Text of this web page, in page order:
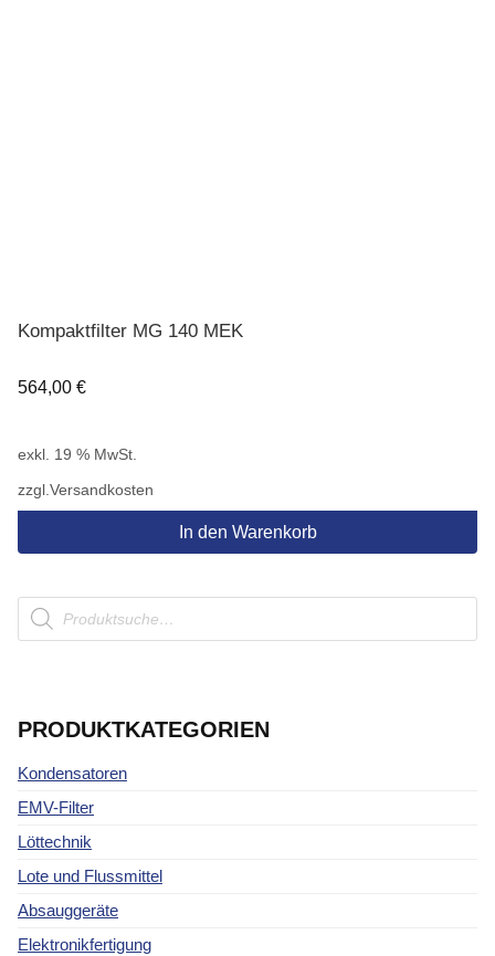
Kompaktfilter MG 140 MEK
564,00 €
exkl. 19 % MwSt.
zzgl.Versandkosten
In den Warenkorb
Products
search
PRODUKTKATEGORIEN
Kondensatoren
EMV-Filter
Löttechnik
Lote und Flussmittel
Absauggeräte
Elektronikfertigung